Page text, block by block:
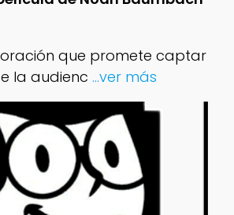
que promete captar
la audienc ...ver más